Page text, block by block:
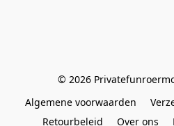
© 2026
Algemene voorwaarden
Retourbeleid
Over ons